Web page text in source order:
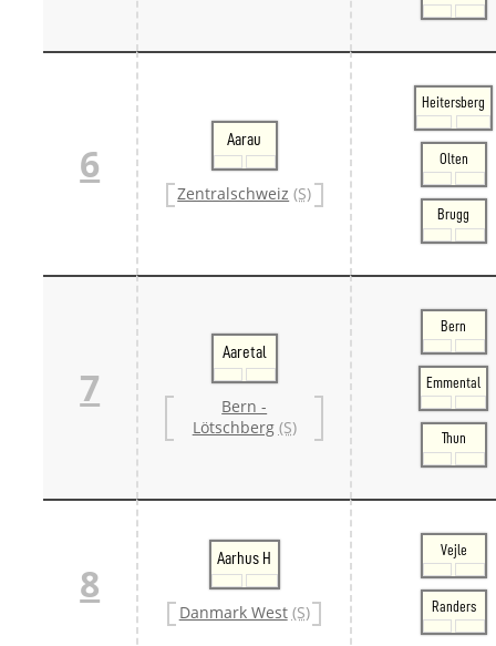
6
Aarau
Zentralschweiz (S)
Heitersberg
Olten
Brugg
7
Aaretal
Bern -
Lötschberg (S)
Bern
Emmental
Thun
8
Aarhus H
Danmark West (S)
Vejle
Randers